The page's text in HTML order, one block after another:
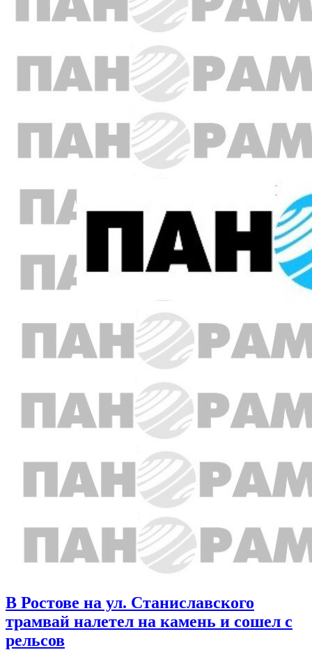
В Ростове на ул. Станиславского
трамвай налетел на камень и сошел с
рельсов